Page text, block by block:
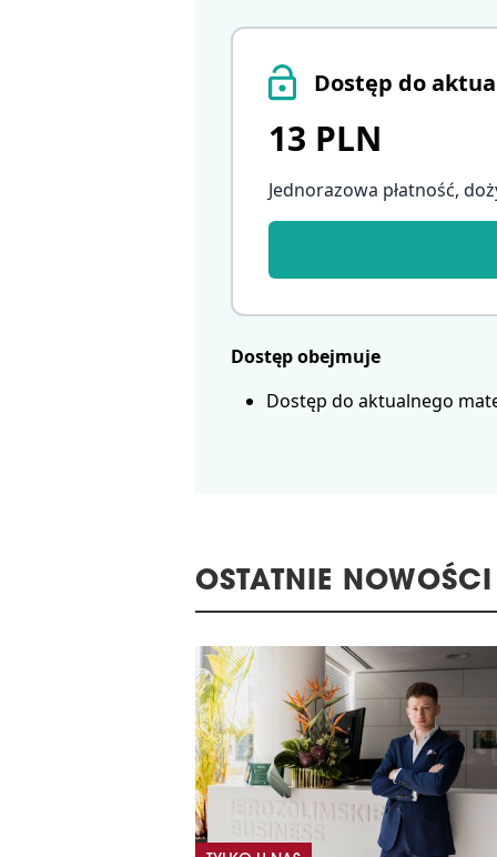
Dostęp do
13 PLN
Jednorazowa płatność,
Dostęp obejmuje
Dostęp do aktualnego
OSTATNIE NOWOŚCI